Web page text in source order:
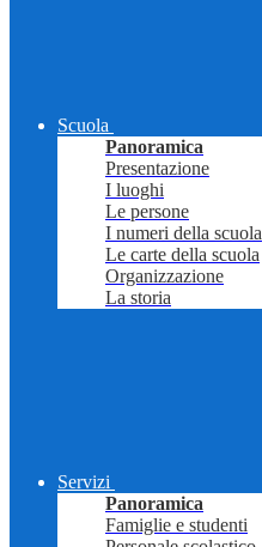
Scuola
Panoramica
Presentazione
I luoghi
Le persone
I numeri della scuola
Le carte della scuola
Organizzazione
La storia
Servizi
Panoramica
Famiglie e studenti